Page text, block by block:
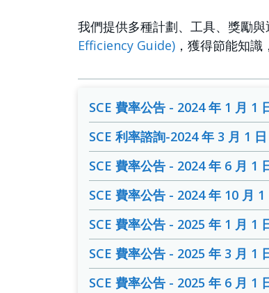
我們提供多種計劃、工具、獎勵
Efficiency Guide) ，獲得節能知
SCE 費率公告 - 2024 年 1 月 1
SCE 利率諮詢-2024 年 3 月 1 日
SCE 費率公告 - 2024 年 6 月 1
SCE 費率公告 - 2024 年 10 月 1
SCE 費率公告 - 2025 年 1 月 1
SCE 費率公告 - 2025 年 3 月 1
SCE 費率公告 - 2025 年 6 月 1